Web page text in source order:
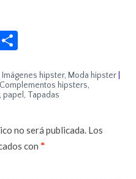
Imágenes hipster, Moda hipster
Complementos hipsters,
, papel , Tapadas
no será publicada. Los
con*